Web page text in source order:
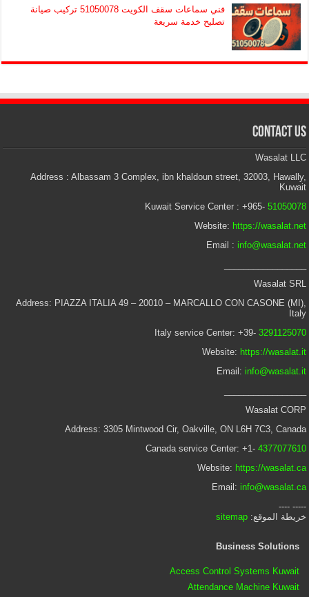
فني سماعات سقف الكويت 51050078 تركيب صيانة
تصليح خدمة سريعة
Contact Us
Wasalat LLC
Address : Albassam 3 Complex, ibn khaldoun street, 32003, Hawally,
Kuwait
Kuwait Service Center : +965- 51050078
Website: https://wasalat.net
Email : info@wasalat.net
Wasalat SRL
Address: PIAZZA ITALIA 49 – 20010 – MARCALLO CON CASONE (MI),
Italy
Italy service Center: +39- 3291125070
Website: https://wasalat.it
Email: info@wasalat.it
Wasalat CORP
Address: 3305 Mintwood Cir, Oakville, ON L6H 7C3, Canada
Canada service Center: +1- 4377077610
Website: https://wasalat.ca
Email: info@wasalat.ca
----- ----
خريطة الموقع:sitemap
Business Solutions
Access Control Systems Kuwait
Attendance Machine Kuwait